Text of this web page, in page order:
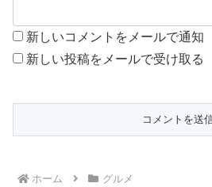
新しいコメントをメールで通知
新しい投稿をメールで受け取る
ホーム グルメ